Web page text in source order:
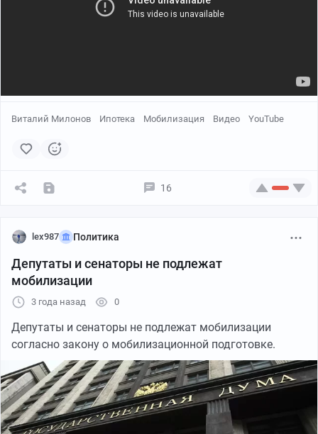
Виталий Милонов Ипотека Мобилизация Видео YouTube
16
lex987 Политика
Депутаты и сенаторы не подлежат
мобилизации
3 года назад 0
Депутаты и сенаторы не подлежат мобилизации
согласно закону о мобилизационной подготовке.